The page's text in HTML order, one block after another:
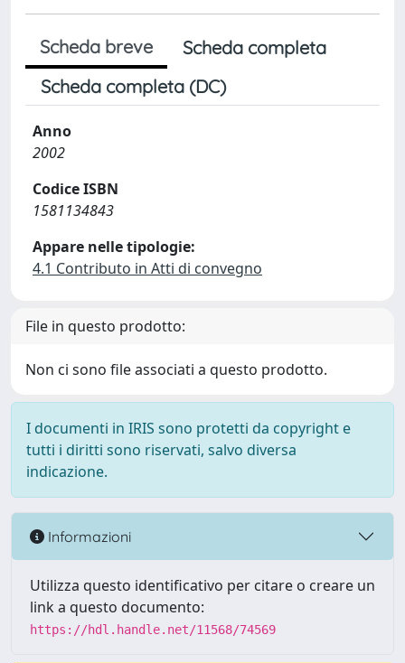
Scheda breve
Scheda completa
Scheda completa (DC)
Anno
2002
Codice ISBN
1581134843
Appare nelle tipologie:
4.1 Contributo in Atti di convegno
File in questo prodotto:
Non ci sono file associati a questo prodotto.
I documenti in IRIS sono protetti da copyright e
tutti i diritti sono riservati, salvo diversa
indicazione.
Informazioni
Utilizza questo identificativo per citare o creare un
link a questo documento:
https://hdl.handle.net/11568/74569